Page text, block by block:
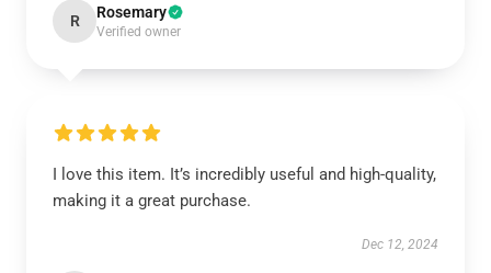
R Rosemary
Verified owner
I love this item. It’s incredibly useful and high-quality,
making it a great purchase.
Dec 12, 2024